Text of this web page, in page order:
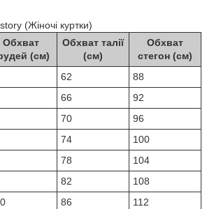
(Жіночі куртки)
Обхват
(см)
Обхват талії
(см)
Обхват
стегон (см)
62
88
66
92
70
96
74
100
78
104
82
108
86 112